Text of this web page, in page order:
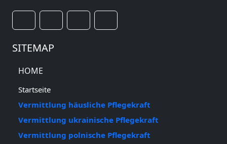
SITEMAP
HOME
Startseite
Vermittlung häusliche Pflegekraft
Vermittlung ukrainische Pflegekraft
Vermittlung polnische Pflegekraft